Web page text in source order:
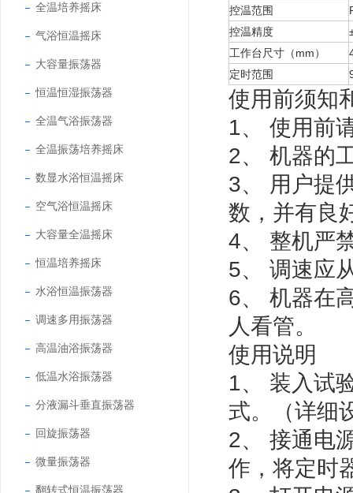
全温培养摇床
气浴恒温摇床
大容量振荡器
恒温恒湿振荡器
全温气浴振荡器
全温振荡培养摇床
数显水浴恒温摇床
空气浴恒温摇床
大容量全温摇床
恒温培养摇床
水浴恒温振荡器
调速多用振荡器
高温油浴振荡器
低温水浴振荡器
分液漏斗垂直振荡器
回旋振荡器
微量振荡器
翻转式恒温振荡器
控温范围
控温精度
工作台尺寸（mm）
定时范围
使用前须知
1、 使用前
2、 机器的
3、 用户提
数，并有良
4、 整机严
5、 调速应
6、 机器在
人看管。
使用说明
1、 装入试
式。（详细
2、 接通电
作，将定时